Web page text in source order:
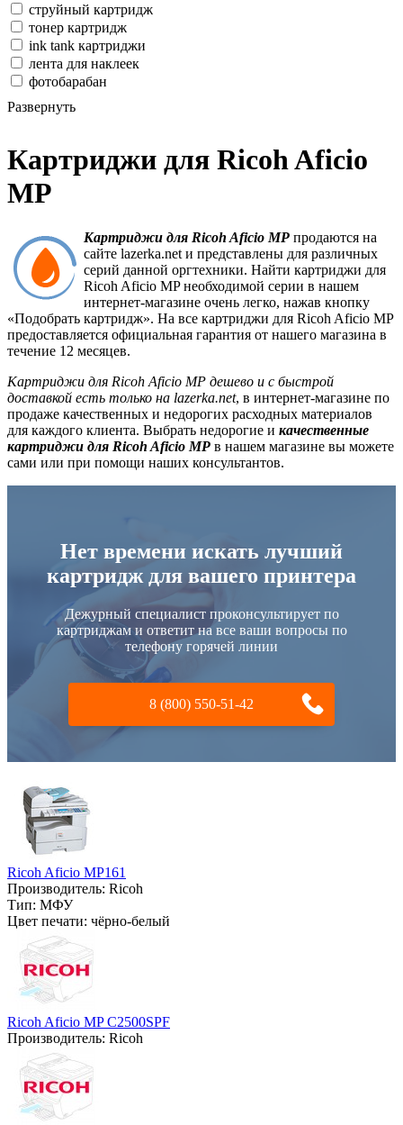
струйный картридж
тонер картридж
ink tank картриджи
лента для наклеек
фотобарабан
Развернуть
Картриджи для Ricoh Aficio
MP
Картриджи для Ricoh Aficio MP продаются на
сайте lazerka.net и представлены для различных
серий данной оргтехники. Найти картриджи для
Ricoh Aficio MP необходимой серии в нашем
интернет-магазине очень легко, нажав кнопку
«Подобрать картридж». На все картриджи для Ricoh Aficio MP
предоставляется официальная гарантия от нашего магазина в
течение 12 месяцев.
Картриджи для Ricoh Aficio MP дешево и с быстрой
доставкой есть только на lazerka.net, в интернет-магазине по
продаже качественных и недорогих расходных материалов
для каждого клиента. Выбрать недорогие и качественные
картриджи для Ricoh Aficio MP в нашем магазине вы можете
сами или при помощи наших консультантов.
Нет времени искать лучший
картридж для вашего принтера
Дежурный специалист проконсультирует по
картриджам и ответит на все ваши вопросы по
телефону горячей линии
8 (800) 550-51-42
Ricoh Aficio MP161
Производитель: Ricoh
Тип: МФУ
Цвет печати: чёрно-белый
Ricoh Aficio MP C2500SPF
Производитель: Ricoh